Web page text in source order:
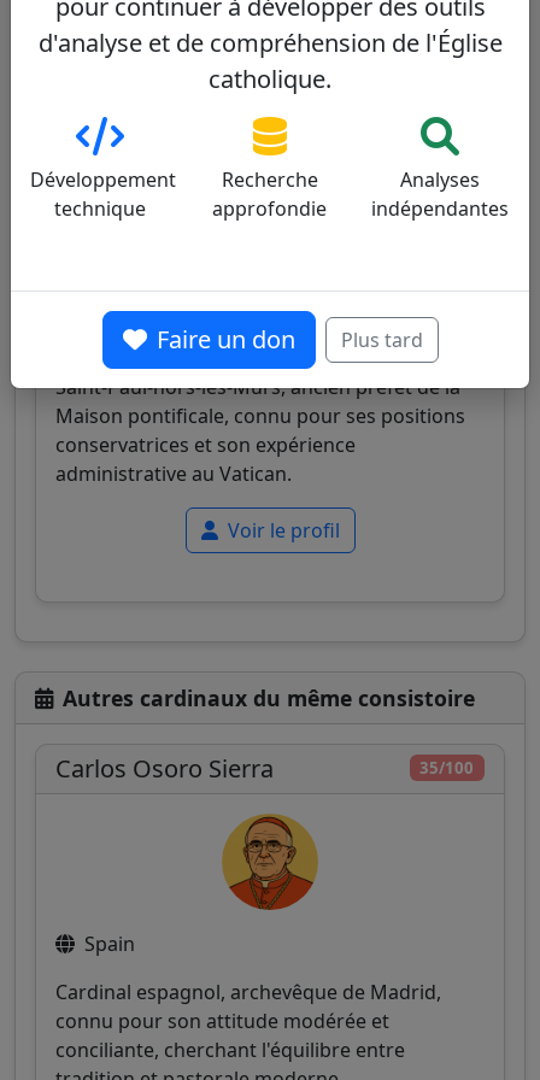
valeurs morales.
Voir le profil
61/100
James Michael Harvey
Cardinal américain, archiprêtre de la basilique
Saint-Paul-hors-les-Murs, ancien préfet de la
Maison pontificale, connu pour ses positions
conservatrices et son expérience
administrative au Vatican.
Voir le profil
Autres cardinaux du même consistoire
35/100
Carlos Osoro Sierra
Spain
Cardinal espagnol, archevêque de Madrid,
connu pour son attitude modérée et
conciliante, cherchant l'équilibre entre
d'analyse et de compréhension de l'Église
catholique.
Développement
technique
Recherche
approfondie
Analyses
indépendantes
Faire un don Plus tard